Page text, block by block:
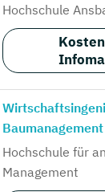
Hochschule
Hochschule für
Management